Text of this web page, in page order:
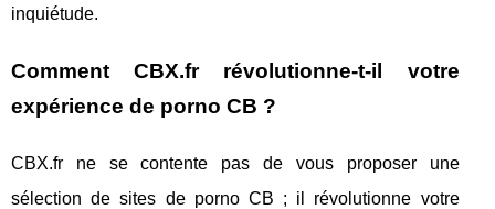
inquiétude.
Comment CBX.fr révolutionne-t-il votre
expérience de porno CB ?
CBX.fr ne se contente pas de vous proposer une
sélection de sites de porno CB ; il révolutionne votre